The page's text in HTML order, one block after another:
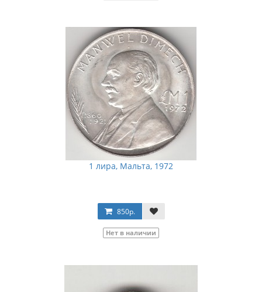
1 лира, Мальта, 1972
850р.
Нет в наличии